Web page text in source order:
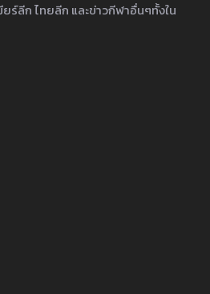
ร์ลีก ไทยลีก และข่าวกีฬาอื่นๆทั้งใน